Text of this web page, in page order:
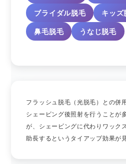
ブライダル脱毛
キッズ
鼻毛脱毛
うなじ脱毛
フラッシュ脱毛（光脱毛）との併
シェービング後照射を行うことが
が、シェービングに代わりワック
助長するというタイアップ効果が